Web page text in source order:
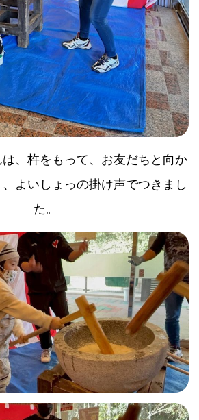
、杵をもって、お友だちと向か
よいしょっの掛け声でつきまし
た。